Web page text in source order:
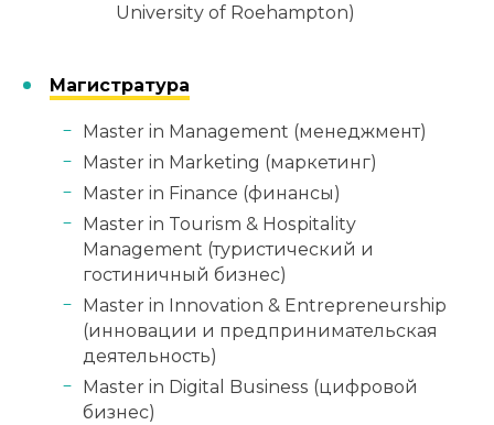
University of Roehampton)
Магистратура
Master in Management (менеджмент)
Master in Marketing (маркетинг)
Master in Finance (финансы)
Master in Tourism & Hospitality
Management (туристический и
гостиничный бизнес)
Master in Innovation & Entrepreneurship
(инновации и предпринимательская
деятельность)
Master in Digital Business (цифровой
бизнес)